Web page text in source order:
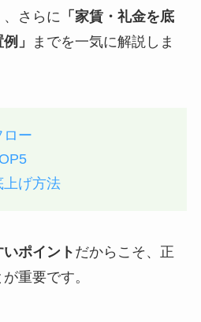
、さらに 「家賃・礼金を底
」
までを一気に解説しま
ロー
上げ方法
ポイント だからこそ、正
重要です。